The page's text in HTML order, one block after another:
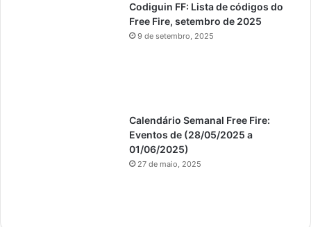
Codiguin FF: Lista de códigos do
Free Fire, setembro de 2025
9 de setembro, 2025
Calendário Semanal Free Fire:
Eventos de (28/05/2025 a
01/06/2025)
27 de maio, 2025